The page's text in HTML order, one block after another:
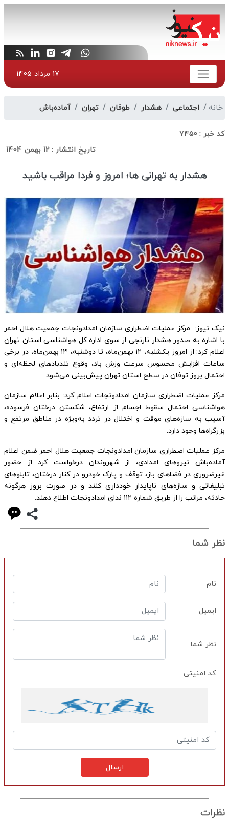
17 مرداد 1405
خانه اجتماعی هشدار طوفان تهران آماده‌باش
کد خبر :7450
تاریخ انتشار :12 بهمن 1404
هشدار به تهرانی ها؛ امروز و فردا مراقب باشید
نیک نیوز: مرکز عملیات اضطراری سازمان امدادونجات جمعیت هلال احمر
با اشاره به صدور هشدار نارنجی از سوی اداره کل هواشناسی استان تهران
اعلام کرد: از امروز یکشنبه، ۱۲ بهمن‌ماه، تا دوشنبه، ۱۳ بهمن‌ماه، در برخی
ساعات افزایش محسوس سرعت وزش باد، وقوع تندبادهای لحظه‌ای و
احتمال بروز توفان در سطح استان تهران پیش‌بینی می‌شود.
مرکز عملیات اضطراری سازمان امدادونجات اعلام کرد: بنابر اعلام سازمان
هواشناسی احتمال سقوط اجسام از ارتفاع، شکستن درختان فرسوده،
آسیب به سازه‌های موقت و اختلال در تردد به‌ویژه در مناطق مرتفع و
بزرگراه‌ها وجود دارد.
مرکز عملیات اضطراری سازمان امدادونجات جمعیت هلال احمر ضمن اعلام
آماده‌باش نیروهای امدادی، از شهروندان درخواست کرد از حضور
غیرضروری در فضاهای باز، توقف و پارک خودرو در کنار درختان، تابلوهای
تبلیغاتی و سازه‌های ناپایدار خودداری کنند و در صورت بروز هرگونه
حادثه، مراتب را از طریق شماره ۱۱۲ ندای امدادونجات اطلاع دهند.
نظر شما
نام
ایمیل
نظر شما
کد امنیتی
ارسال
نظرات